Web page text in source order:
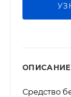
ОПИСАНИЕ
Средство